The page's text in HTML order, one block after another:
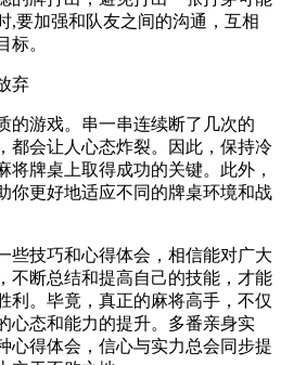
,要加强和队友之间的沟通，互相
标。
弃
的游戏。串一串连续断了几次的
都会让人心态炸裂。因此，保持冷
将牌桌上取得成功的关键。此外，
你更好地适应不同的牌桌环境和战
些技巧和心得体会，相信能对广大
不断总结和提高自己的技能，才能
利。毕竟，真正的麻将高手，不仅
心态和能力的提升。多番亲身实
心得体会，信心与实力总会同步提